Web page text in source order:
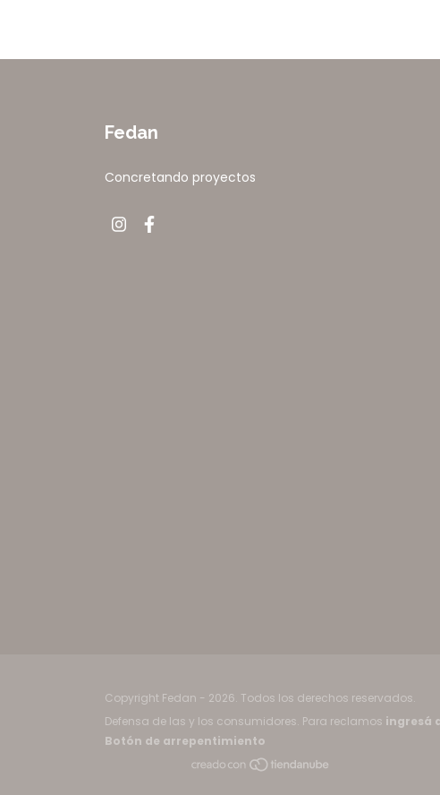
Fedan
Concretando proyectos
Copyright Fedan - 2026. Todos los derechos reservados.
Defensa de las y los consumidores. Para reclamos ingresá
Botón de arrepentimiento